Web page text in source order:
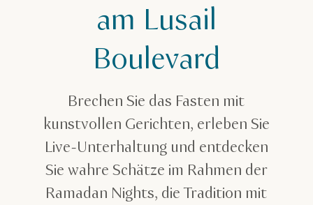
am Lusail
Boulevard
Brechen Sie das Fasten mit
kunstvollen Gerichten, erleben Sie
Live-Unterhaltung und entdecken
Sie wahre Schätze im Rahmen der
Ramadan Nights, die Tradition mit